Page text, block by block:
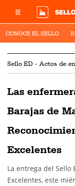
CONOCE EL SELLO
Sello ED - Actos de
Las
Barajas de
Excelentes
La entrega del Sello
Excelentes, este